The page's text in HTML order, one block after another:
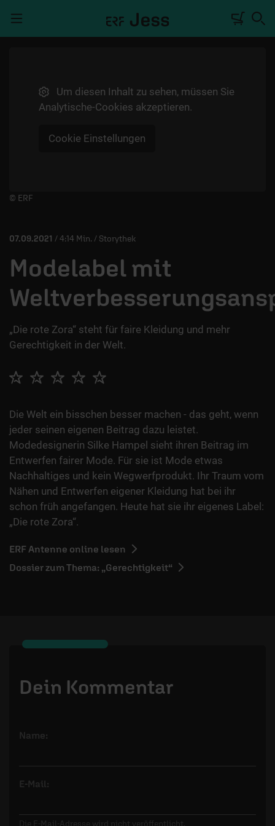
TALKWERK
PODCASTS
Um diesen Inhalt zu sehen, müssen Sie
Analytische-Cookies akzeptieren.
Cookie Einstellungen
Player starten/anhalten
© ERF
07.09.2021 / 4:14 Min. / Storythek
Modelabel mit
„Die rote Zora“ steht für faire Kleidung und mehr
Gerechtigkeit in der Welt.
Die Welt ein bisschen besser machen - das geht, wenn
jeder seinen eigenen Beitrag dazu leistet.
Modedesignerin Silke Hampel sieht ihren Beitrag im
Entwerfen fairer Mode. Für sie ist Mode etwas
Nachhaltiges und kein Wegwerfprodukt. Ihr Traum vom
Nähen und Entwerfen eigener Kleidung hat bei ihr
schon früh angefangen. Heute hat sie ihr eigenes Label:
„Die rote Zora“.
ERF Antenne online lesen
Dossier zum Thema: „Gerechtigkeit“
Dein Kommentar
Name:
E-Mail:
Die E-Mail-Adresse wird nicht veröffentlicht.